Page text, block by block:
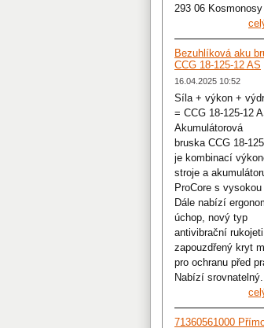
293 06 Kosmonosy
Bezuhlíková aku
CCG 18-125-12 AS
16.04.2025 10:52
Síla + výkon +
= CCG 18-125-12
Akumulátorová
bruska CCG 18-
je kombinací
stroje a
ProCore s
Dále nabízí
úchop, nový typ
antivibrační
zapouzdřený kryt
pro ochranu před
Nabízí
71360561000